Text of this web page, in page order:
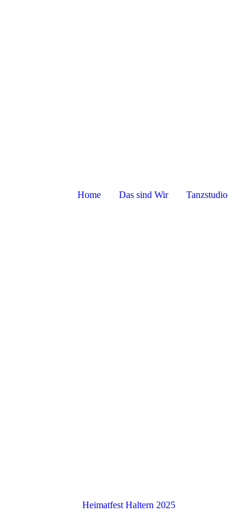
Home Das sind Wir Tanzstudio
Heimatfest Haltern 2025